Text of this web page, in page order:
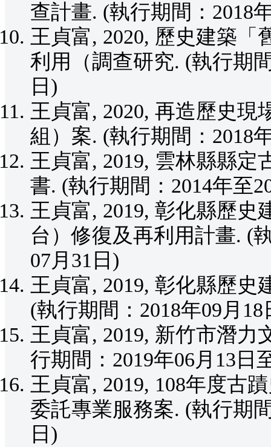
查計畫. (執行期間：2018
王貞富, 2020, 歷史建築
利用（調查研究. (執行期
日)
王貞富, 2020, 再造歷史
組）案. (執行期間：2018
王貞富, 2019, 雲林縣縣
書. (執行期間：2014年至
王貞富, 2019, 彰化縣歷
台）修復及再利用計畫. (
07月31日)
王貞富, 2019, 彰化縣歷
(執行期間：2018年09月
王貞富, 2019, 新竹市潛
行期間：2019年06月13日
王貞富, 2019, 108年度古
委託專業服務案. (執行期
日)